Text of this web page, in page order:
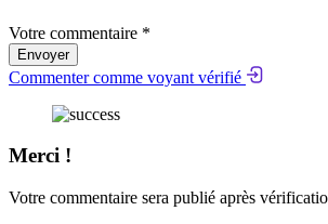
Votre commentaire *
Envoyer
Commenter comme voyant vérifié
Merci !
Votre commentaire sera publié après